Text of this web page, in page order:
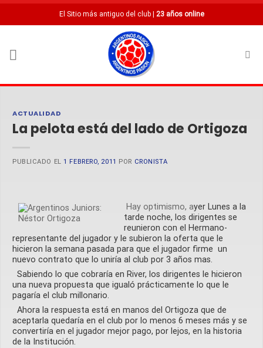
Saltar
El Sitio más antiguo del club | 23 años online
ACTUALIDAD
La pelota está del lado de Ortigoza
PUBLICADO EL1 FEBRERO, 2011 POR CRONISTA
Hay optimismo, ayer Lunes a la
tarde noche, los dirigentes se
reunieron con el Hermano-
representante del jugador y le subieron la oferta que le
hicieron la semana pasada para que el jugador firme un
nuevo contrato que lo uniría al club por 3 años mas.
Sabiendo lo que cobraría en River, los dirigentes le hicieron
una nueva propuesta que igualó prácticamente lo que le
pagaría el club millonario.
Ahora la respuesta está en manos del Ortigoza que de
aceptarla quedaría en el club por lo menos 6 meses más y se
convertiría en el jugador mejor pago, por lejos, en la historia
de la Institución.